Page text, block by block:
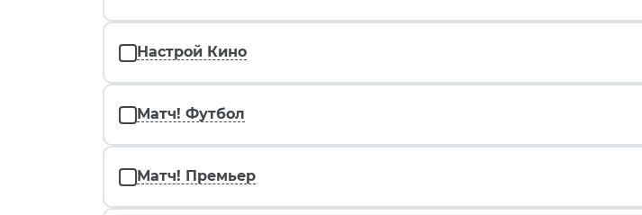
Настрой Кино
Матч! Футбол
Матч! Премьер